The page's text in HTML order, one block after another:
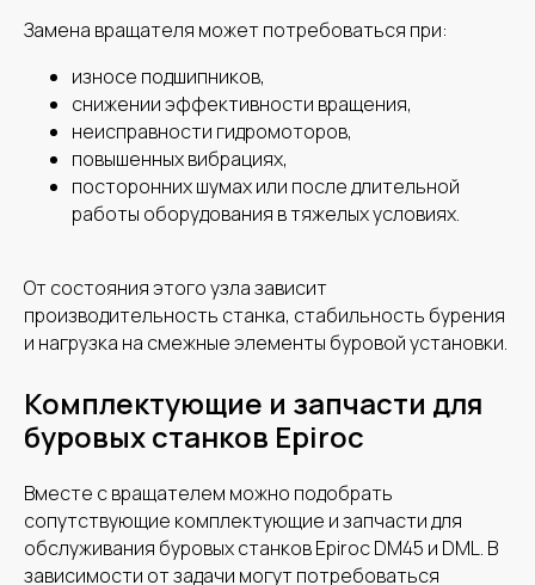
Замена вращателя может потребоваться при:
износе подшипников,
снижении эффективности вращения,
неисправности гидромоторов,
повышенных вибрациях,
посторонних шумах или после длительной
работы оборудования в тяжелых условиях.
От состояния этого узла зависит
производительность станка, стабильность бурения
и нагрузка на смежные элементы буровой установки.
Комплектующие и запчасти для
буровых станков Epiroc
Вместе с вращателем можно подобрать
сопутствующие комплектующие и запчасти для
обслуживания буровых станков Epiroc DM45 и DML. В
зависимости от задачи могут потребоваться